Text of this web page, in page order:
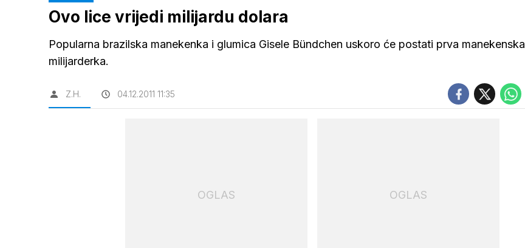
Ovo lice vrijedi milijardu dolara
Popularna brazilska manekenka i glumica Gisele Bündchen uskoro će postati prva manekenska
milijarderka.
Z.H. 04.12.2011 11:35
OGLAS OGLAS